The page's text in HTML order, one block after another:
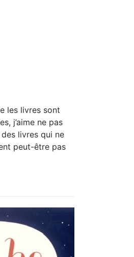
les livres sont
j’aime ne pas
livres qui ne
peut-être pas